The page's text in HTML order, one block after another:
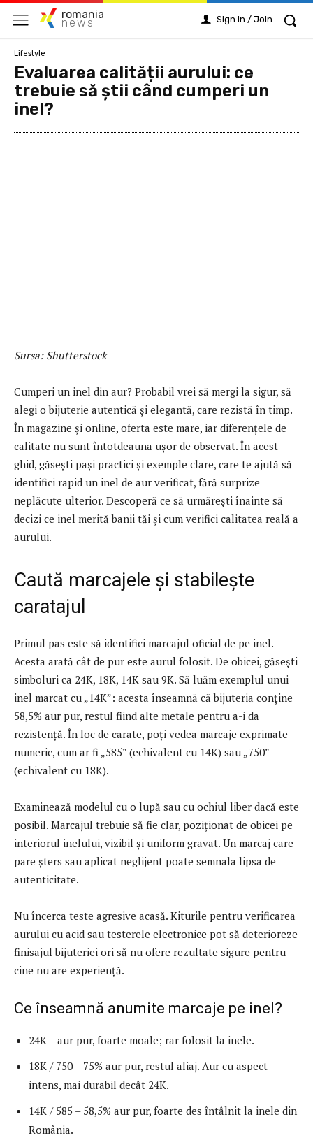
romania
news Sign in / Join
Lifestyle
Evaluarea calității aurului: ce
trebuie să știi când cumperi un
inel?
Sursa: Shutterstock
Cumperi un inel din aur? Probabil vrei să mergi la sigur, să
alegi o bijuterie autentică și elegantă, care rezistă în timp.
În magazine și online, oferta este mare, iar diferențele de
calitate nu sunt întotdeauna ușor de observat. În acest
ghid, găsești pași practici și exemple clare, care te ajută să
identifici rapid un inel de aur verificat, fără surprize
neplăcute ulterior. Descoperă ce să urmărești înainte să
decizi ce inel merită banii tăi și cum verifici calitatea reală a
aurului.
Caută marcajele și stabilește
caratajul
Primul pas este să identifici marcajul oficial de pe inel.
Acesta arată cât de pur este aurul folosit. De obicei, găsești
simboluri ca 24K, 18K, 14K sau 9K. Să luăm exemplul unui
inel marcat cu „14K”: acesta înseamnă că bijuteria conține
58,5% aur pur, restul fiind alte metale pentru a-i da
rezistență. În loc de carate, poți vedea marcaje exprimate
numeric, cum ar fi „585” (echivalent cu 14K) sau „750”
(echivalent cu 18K).
Examinează modelul cu o lupă sau cu ochiul liber dacă este
posibil. Marcajul trebuie să fie clar, poziționat de obicei pe
interiorul inelului, vizibil și uniform gravat. Un marcaj care
pare șters sau aplicat neglijent poate semnala lipsa de
autenticitate.
Nu încerca teste agresive acasă. Kiturile pentru verificarea
aurului cu acid sau testerele electronice pot să deterioreze
finisajul bijuteriei ori să nu ofere rezultate sigure pentru
cine nu are experiență.
Ce înseamnă anumite marcaje pe inel?
24K – aur pur, foarte moale; rar folosit la inele.
18K / 750 – 75% aur pur, restul aliaj. Aur cu aspect
intens, mai durabil decât 24K.
14K / 585 – 58,5% aur pur, foarte des întâlnit la inele din
România.